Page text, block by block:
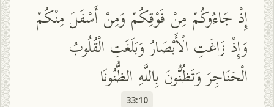
إِذْ جَاءُوكُمْ مِنْ فَوْقِكُمْ وَمِنْ أَسْفَلَ مِنْكُمْ
وَإِذْ زَاغَتِ الْأَبْصَارُ وَبَلَغَتِ الْقُلُوبُ
الْحَنَاجِرَ وَتَظُنُّونَ بِاللَّهِ الظُّنُونَا
33:10